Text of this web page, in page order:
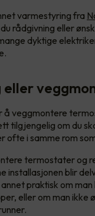
varmestyring fra
rådgivning eller
dyktige
eller
å veggmontere
tilgjengelig om du
ofte i samme rom
termostater og
installasjonen blir
praktisk om man
eller om man ikke